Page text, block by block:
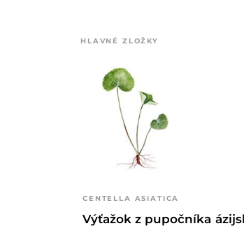
HLAVNÉ ZLOŽKY
CENTELLA ASIATICA
Výťažok z pupočníka